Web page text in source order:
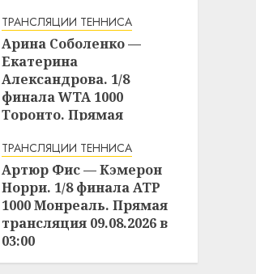
ТРАНСЛЯЦИИ ТЕННИСА
Арина Соболенко —
Екатерина
Александрова. 1/8
финала WTA 1000
Торонто. Прямая
02:00
16:25 08.08.2026
ТРАНСЛЯЦИИ ТЕННИСА
Артюр Фис — Кэмерон
Норри. 1/8 финала ATP
1000 Монреаль. Прямая
трансляция 09.08.2026 в
03:00
16:01 08.08.2026